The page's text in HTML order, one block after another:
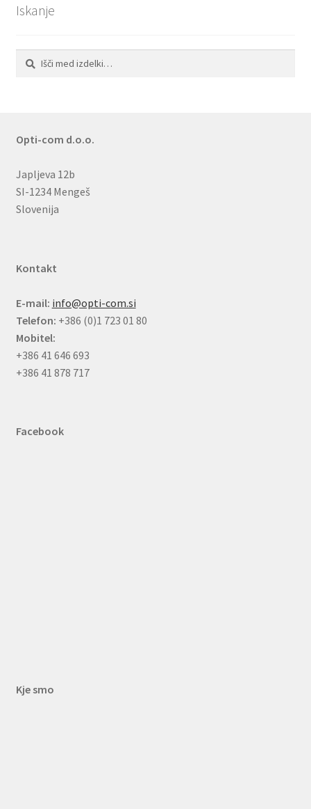
strani
Iskanje
Išči:
Iskanje
Opti-com d.o.o.
Japljeva 12b
SI-1234 Mengeš
Slovenija
Kontakt
E-mail: info@opti-com.si
Telefon: +386 (0)1 723 01 80
Mobitel:
+386 41 646 693
+386 41 878 717
Facebook
Kje smo